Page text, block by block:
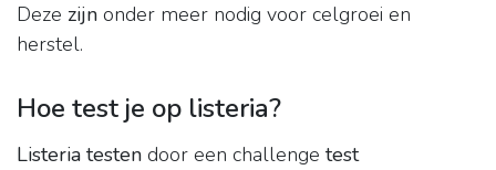
Deze zijn onder meer nodig voor celgroei en
herstel.
Hoe test je op listeria?
Listeria testen door een challenge test